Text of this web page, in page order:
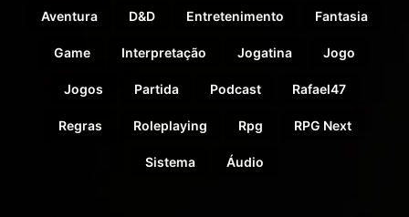
Aventura D&D Entretenimento Fantasia
Game Interpretação Jogatina Jogo
Jogos Partida Podcast Rafael47
Regras Roleplaying Rpg RPG Next
Sistema Áudio